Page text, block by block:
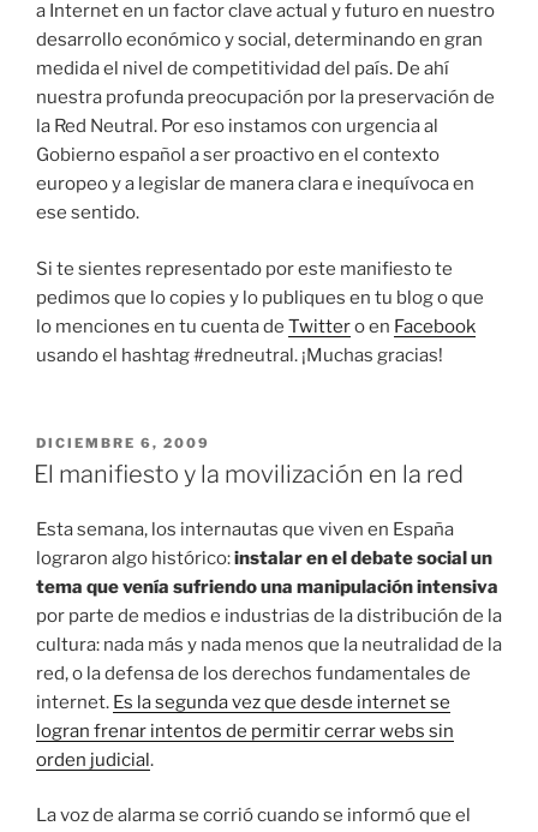
a Internet en un factor clave actual y futuro en nuestro
desarrollo económico y social, determinando en gran
medida el nivel de competitividad del país. De ahí
nuestra profunda preocupación por la preservación de
la Red Neutral. Por eso instamos con urgencia al
Gobierno español a ser proactivo en el contexto
europeo y a legislar de manera clara e inequívoca en
ese sentido.
Si te sientes representado por este manifiesto te
pedimos que lo copies y lo publiques en tu blog o que
lo menciones en tu cuenta de Twittero en Facebook
usando el hashtag #redneutral. ¡Muchas gracias!
PUBLICADO
EL
DICIEMBRE 6, 2009
El manifiesto y la movilización en la red
Esta semana, los internautas que viven en España
lograron algo histórico:instalar en el debate social un
tema que venía sufriendo una manipulación intensiva
por parte de medios e industrias de la distribución de la
cultura: nada más y nada menos que la neutralidad de la
red, o la defensa de los derechos fundamentales de
internet. Es la segunda vez que desde internet se
logran frenar intentos de permitir cerrar webs sin
orden judicial.
La voz de alarma se corrió cuando se informó que el